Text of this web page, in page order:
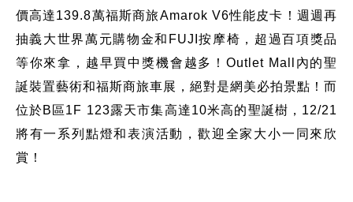
價高達139.8萬福斯商旅Amarok V6性能皮卡！週週再
抽義大世界萬元購物金和FUJI按摩椅，超過百項獎品
等你來拿，越早買中獎機會越多！Outlet Mall內的聖
誕裝置藝術和福斯商旅車展，絕對是網美必拍景點！而
位於B區1F 123露天市集高達10米高的聖誕樹，12/21
將有一系列點燈和表演活動，歡迎全家大小一同來欣
賞！